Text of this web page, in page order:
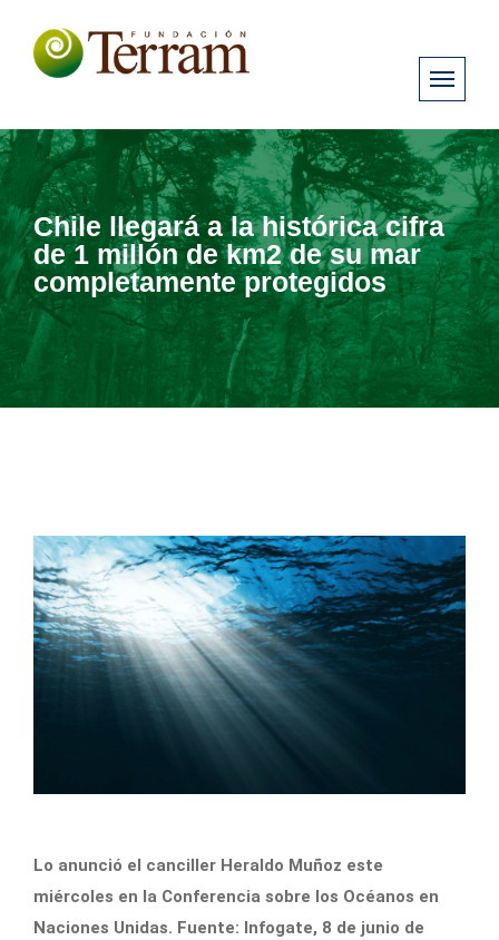
Chile llegará a la histórica cifra
de 1 millón de km2 de su mar
completamente protegidos
Lo anunció el canciller Heraldo Muñoz este
miércoles en la Conferencia sobre los Océanos en
Naciones Unidas. Fuente: Infogate, 8 de junio de